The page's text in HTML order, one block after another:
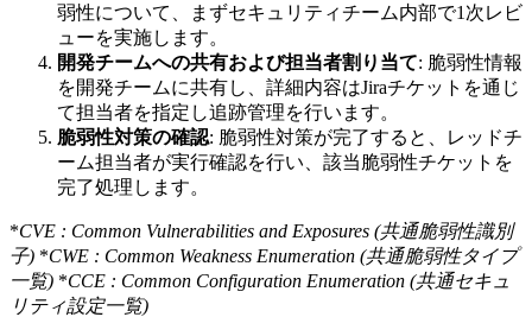
弱性について、まずセキュリティチーム内部で1次レビ
ューを実施します。
開発チームへの共有および担当者割り当て: 脆弱性情報
を開発チームに共有し、詳細内容はJiraチケットを通じ
て担当者を指定し追跡管理を行います。
脆弱性対策の確認: 脆弱性対策が完了すると、レッドチ
ーム担当者が実行確認を行い、該当脆弱性チケットを
完了処理します。
*CVE : Common Vulnerabilities and Exposures (共通脆弱性識別
子) *CWE : Common Weakness Enumeration (共通脆弱性タイプ
一覧) *CCE : Common Configuration Enumeration (共通セキュ
リティ設定一覧)